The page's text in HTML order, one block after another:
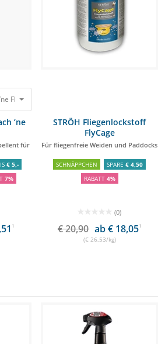
Fliege! 500ml Hochwirksames
’ne
für
€ 5,-
7%
1
STRÖH Fliegenlockstoff
FlyCage
Für fliegenfreie Weiden und Paddocks
SCHNÄPPCHEN SPARE€ 4,50
RABATT 4%
(0)
€ 20,90 ab € 18,051
(€ 26,53/kg)